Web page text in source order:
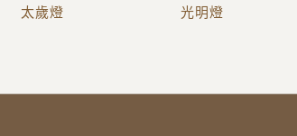
太歲燈
光明燈